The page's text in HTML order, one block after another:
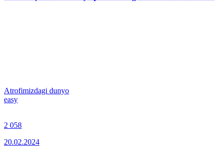
Atrofimizdagi dunyo
easy
2 058
20.02.2024